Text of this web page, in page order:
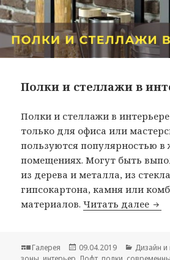
Полки и стеллажи в
Полки и стеллажи в
только для офиса или
пользуются популярностью
помещениях. Могут быть
из дерева и металла, из
гипсокартона, камня или
материалов.Читать далее
Формат
Галерея Опубликовано
09.04.2019 Рубрики
Дизайн и